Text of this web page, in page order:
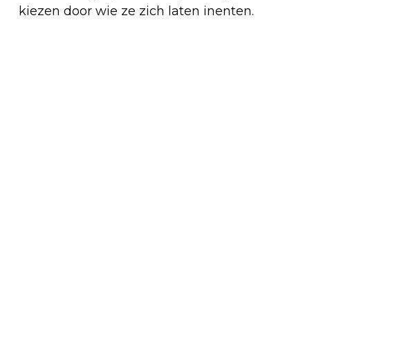
kiezen door wie ze zich laten inenten.